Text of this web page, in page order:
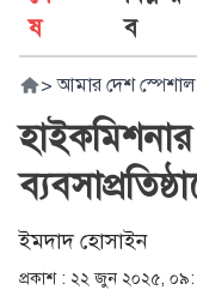
ষ
ব
> আমার দেশ স্পেশাল
ইমদাদ হোসাইন
প্রকাশ : ২২ জুন ২০২৫, ০৯: